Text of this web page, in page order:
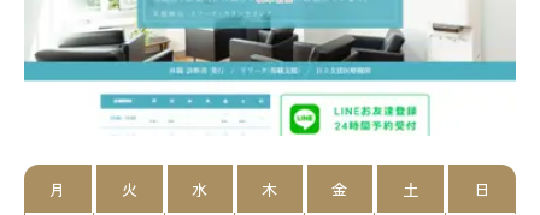
月 火 水 木 金 土 日